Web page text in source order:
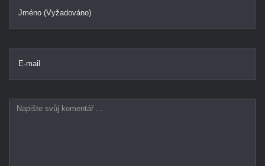
Jméno (Vyžadováno)
E-mail